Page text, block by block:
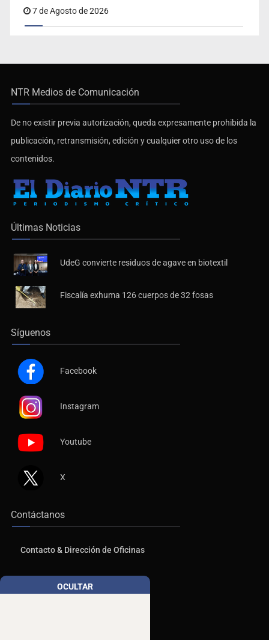
7 de Agosto de 2026
NTR Medios de Comunicación
De no existir previa autorización, queda expresamente prohibida la
publicación, retransmisión, edición y cualquier otro uso de los
contenidos.
Últimas Noticias
UdeG convierte residuos de agave en biotextil
Fiscalía exhuma 126 cuerpos de 32 fosas
Síguenos
Facebook
Instagram
Youtube
X
Contáctanos
Contacto & Dirección de Oficinas
PublicidadOCULTAR